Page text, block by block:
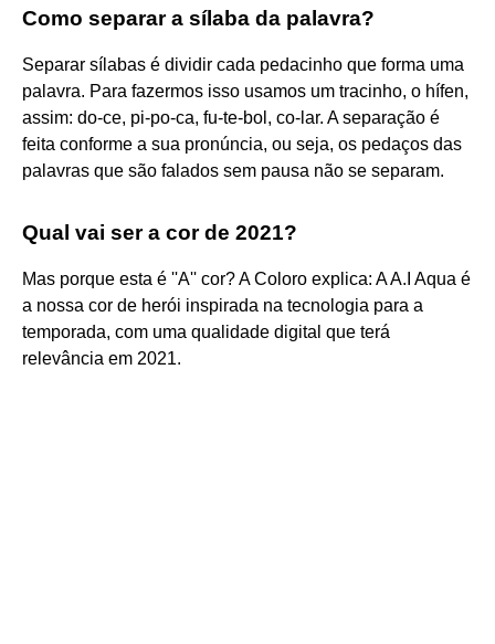
Como separar a sílaba da palavra?
Separar sílabas é dividir cada pedacinho que forma uma
palavra. Para fazermos isso usamos um tracinho, o hífen,
assim: do-ce, pi-po-ca, fu-te-bol, co-lar. A separação é
feita conforme a sua pronúncia, ou seja, os pedaços das
palavras que são falados sem pausa não se separam.
Qual vai ser a cor de 2021?
Mas porque esta é ''A'' cor? A Coloro explica: A A.I Aqua é
a nossa cor de herói inspirada na tecnologia para a
temporada, com uma qualidade digital que terá
relevância em 2021.